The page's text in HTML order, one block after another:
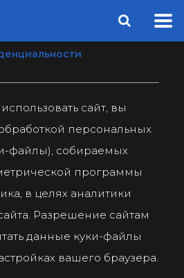
сайт, вы
персональных
файлы), собираемых
программы
в целях аналитики
Разрешение сайтам
данные куки-файлы
вашего браузера.